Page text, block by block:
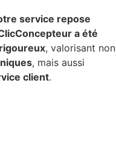
service repose
a été
, valorisant non
, mais aussi
client.